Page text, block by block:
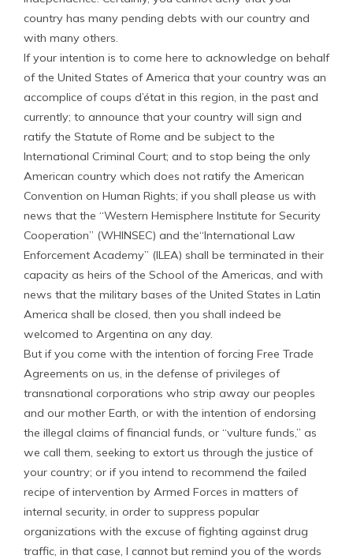
country has many pending debts with our country and
with many others.
If your intention is to come here to acknowledge on behalf
of the United States of America that your country was an
accomplice of coups d’état in this region, in the past and
currently; to announce that your country will sign and
ratify the Statute of Rome and be subject to the
International Criminal Court; and to stop being the only
American country which does not ratify the American
Convention on Human Rights; if you shall please us with
news that the “Western Hemisphere Institute for Security
Cooperation” (WHINSEC) and the“International Law
Enforcement Academy” (ILEA) shall be terminated in their
capacity as heirs of the School of the Americas, and with
news that the military bases of the United States in Latin
America shall be closed, then you shall indeed be
welcomed to Argentina on any day.
But if you come with the intention of forcing Free Trade
Agreements on us, in the defense of privileges of
transnational corporations who strip away our peoples
and our mother Earth, or with the intention of endorsing
the illegal claims of financial funds, or “vulture funds,” as
we call them, seeking to extort us through the justice of
your country; or if you intend to recommend the failed
recipe of intervention by Armed Forces in matters of
internal security, in order to suppress popular
organizations with the excuse of fighting against drug
traffic, in that case, I cannot but remind you of the words